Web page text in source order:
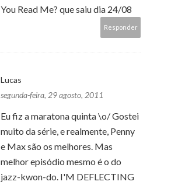
You Read Me? que saiu dia 24/08
Responder
Lucas
segunda-feira, 29 agosto, 2011
Eu fiz a maratona quinta \o/ Gostei
muito da série, e realmente, Penny
e Max são os melhores. Mas
melhor episódio mesmo é o do
jazz-kwon-do. I'M DEFLECTING